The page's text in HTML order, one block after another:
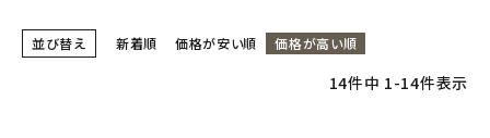
並び替え 新着順 価格が安い順 価格が高い順
14件中 1-14件表示